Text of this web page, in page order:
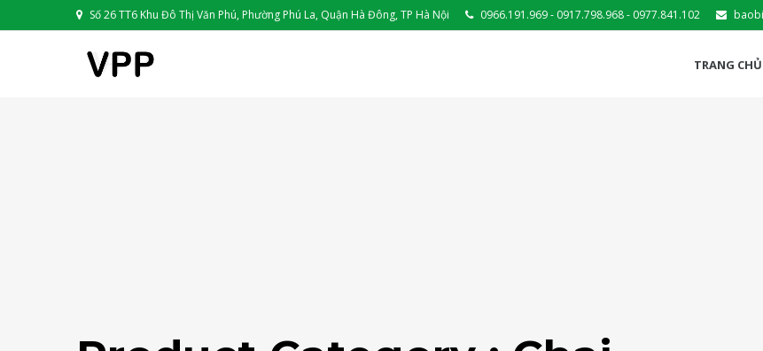
Số 26 TT6 Khu Đô Thị Văn Phú, Phường Phú La, Quận Hà Đông, TP Hà Nội 0966.191.969 - 0917.798.968 - 0977.841.102
TRANG CHỦ